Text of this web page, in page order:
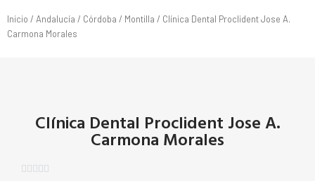
Inicio / Andalucía / Córdoba / Montilla / Clínica Dental Proclident Jose A.
Carmona Morales
Clínica Dental Proclident Jose A.
Carmona Morales
    